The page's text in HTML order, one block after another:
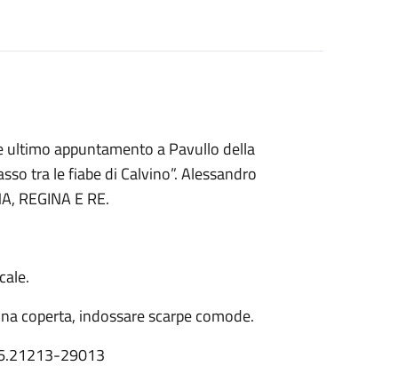
ultimo appuntamento a Pavullo della
tra le fiabe di Calvino”. Alessandro
REGINA E RE.
coperta, indossare scarpe comode.
29013